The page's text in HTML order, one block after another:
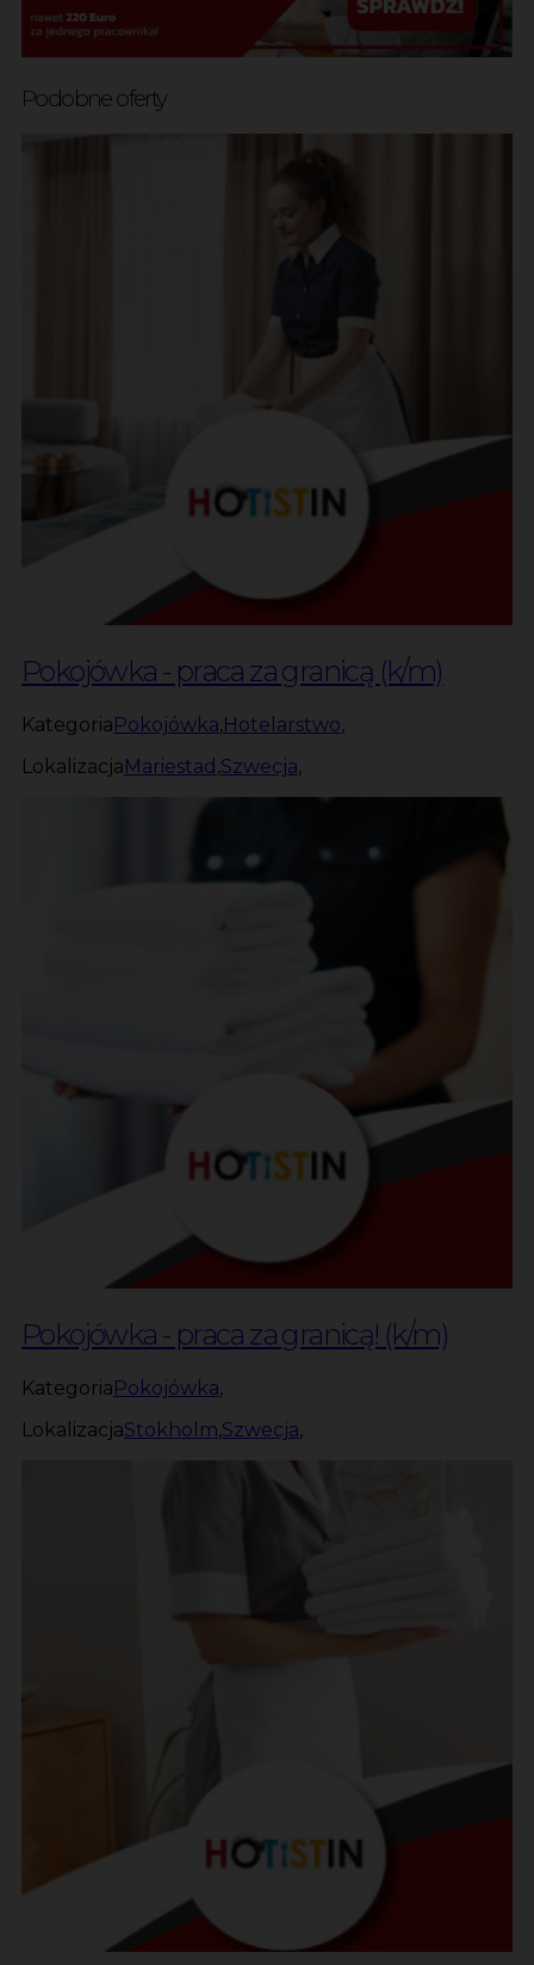
Podobne oferty
Pokojówka - praca za granicą (k/m)
KategoriaPokojówka,Hotelarstwo,
LokalizacjaMariestad ,Szwecja,
Pokojówka - praca za granicą! (k/m)
KategoriaPokojówka,
LokalizacjaStokholm,Szwecja,